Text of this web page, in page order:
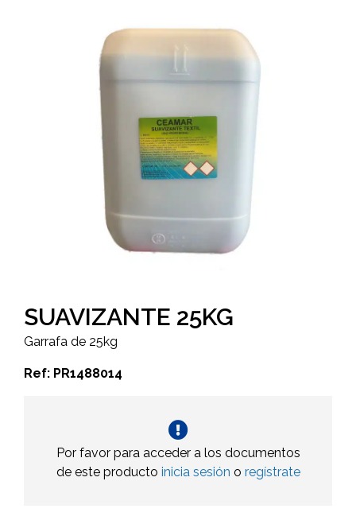
SUAVIZANTE 25KG
Garrafa de 25kg
Ref: PR1488014
Por favor para acceder a los documentos
de este producto inicia sesión o regístrate